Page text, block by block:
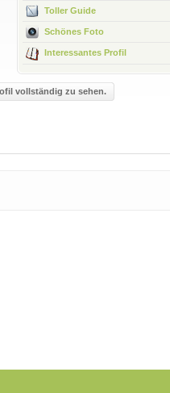
Toller Guide
Schönes Foto
Interessantes Profil
vollständig zu sehen.